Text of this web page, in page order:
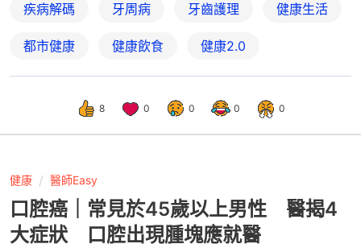
疾病解碼 牙周病 牙齒護理 健康生活
都市健康 健康飲食 健康2.0
8 0 0 0 0
健康 醫師Easy
口腔癌｜常見於45歲以上男性 醫揭4
大症狀 口腔出現腫塊應就醫